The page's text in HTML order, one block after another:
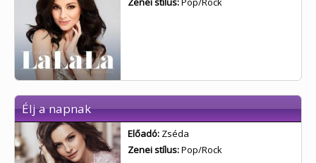
Élj a napnak
Előadó: Zséda
Zenei stílus:Pop/Rock